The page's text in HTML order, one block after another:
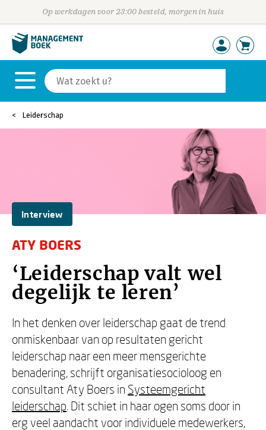
Op werkdagen voor 23:00 besteld, morgen in huis
Leiderschap
Interview
ATY BOERS
‘Leiderschap valt wel
degelijk te leren’
In het denken over leiderschap gaat de trend
onmiskenbaar van op resultaten gericht
leiderschap naar een meer mensgerichte
benadering, schrijft organisatiesocioloog en
consultant Aty Boers in Systeemgericht
leiderschap. Dit schiet in haar ogen soms door in
erg veel aandacht voor individuele medewerkers,